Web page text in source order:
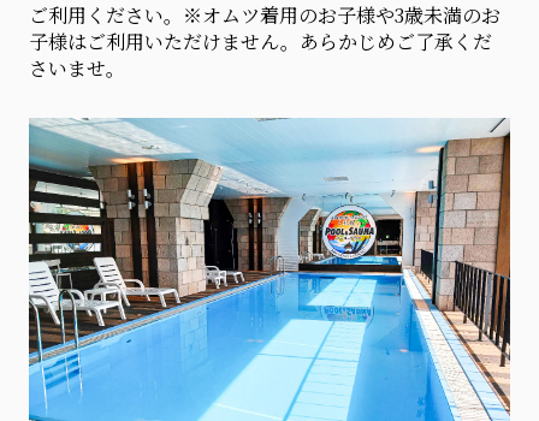
ご利用ください。※オムツ着用のお子様や3歳未満のお
子様はご利用いただけません。あらかじめご了承くだ
さいませ。